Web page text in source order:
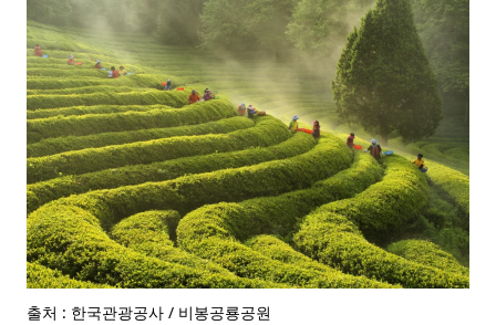
출처 : 한국관광공사 / 비봉공룡공원